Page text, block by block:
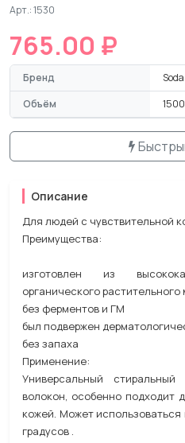
Арт.: 1530
765.00 ₽
Бренд
Объём
Описание
Для людей с чувствительной
Преимущества:
изготовлен из
органического растительного
без ферментов и ГМ
был подвержен
без запаха
Применение:
Универсальный
волокон, особенно подходит
кожей. Может
градусов .